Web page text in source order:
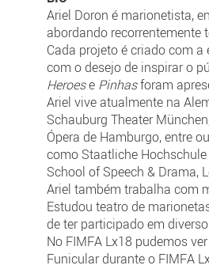
Ariel Doron é marionetista,
abordando
Cada projeto é criado com
com o desejo de inspirar o
Heroese Pinhasforam
Ariel vive atualmente na
Schauburg Theater
Ópera de Hamburgo, entre
como Staatliche
School of Speech & Drama,
Ariel também trabalha com
Estudou teatro de
de ter participado em
No FIMFA Lx18 pudemos
Funicular durante o FIMFA